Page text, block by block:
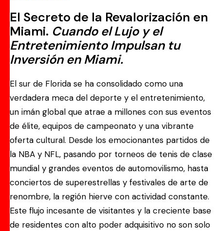
El Secreto de la Revalorización en
Miami. Cuando el Lujo y el
Entretenimiento Impulsan tu
Inversión en Miami.
El sur de Florida se ha consolidado como una
verdadera meca del deporte y el entretenimiento,
un imán global que atrae a millones con sus eventos
de élite, equipos de campeonato y una vibrante
oferta cultural. Desde los emocionantes partidos de
la NBA y NFL, pasando por torneos de tenis de clase
mundial y grandes eventos de automovilismo, hasta
conciertos de superestrellas y festivales de arte de
renombre, la región hierve con actividad constante.
Este flujo incesante de visitantes y la creciente base
de residentes con alto poder adquisitivo no son solo